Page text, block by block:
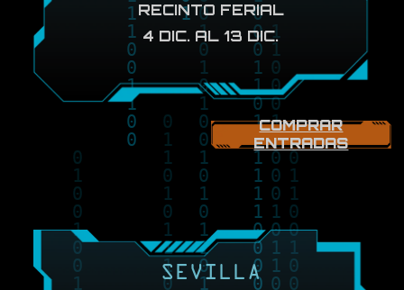
RECINTO FERIAL
4 DIC. AL 13 DIC.
COMPRAR
ENTRADAS
SEVILLA